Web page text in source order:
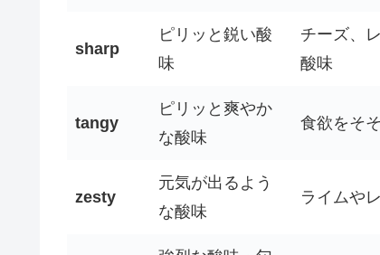
sharp
ピリッと鋭い酸
味
チーズ、
酸味
tangy
ピリッと爽やか
な酸味
食欲をそ
zesty
元気が出るよう
な酸味
ライムや